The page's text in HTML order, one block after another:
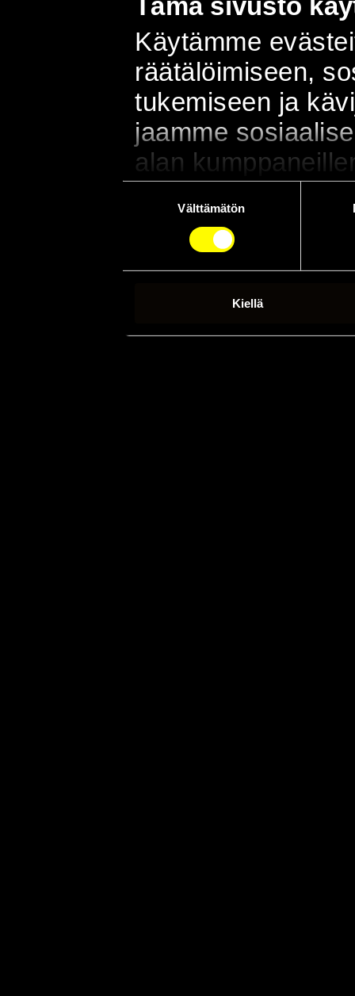
Tämä sivusto
Käytämme
räätälöimiseen,
tukemiseen ja
jaamme
alan
muihin tietoihin,
kun olet
Välttämätön
Kiellä